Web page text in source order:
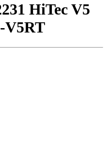
HiTec V5
V5RT